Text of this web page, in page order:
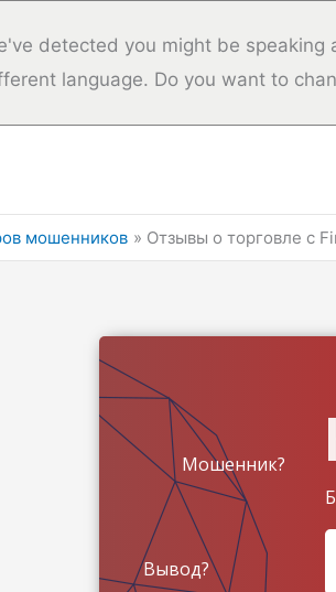
detected you might be speaking
language. Do you want to
мошенников Отзывы о торговле с
Мошенник?
Вывод?